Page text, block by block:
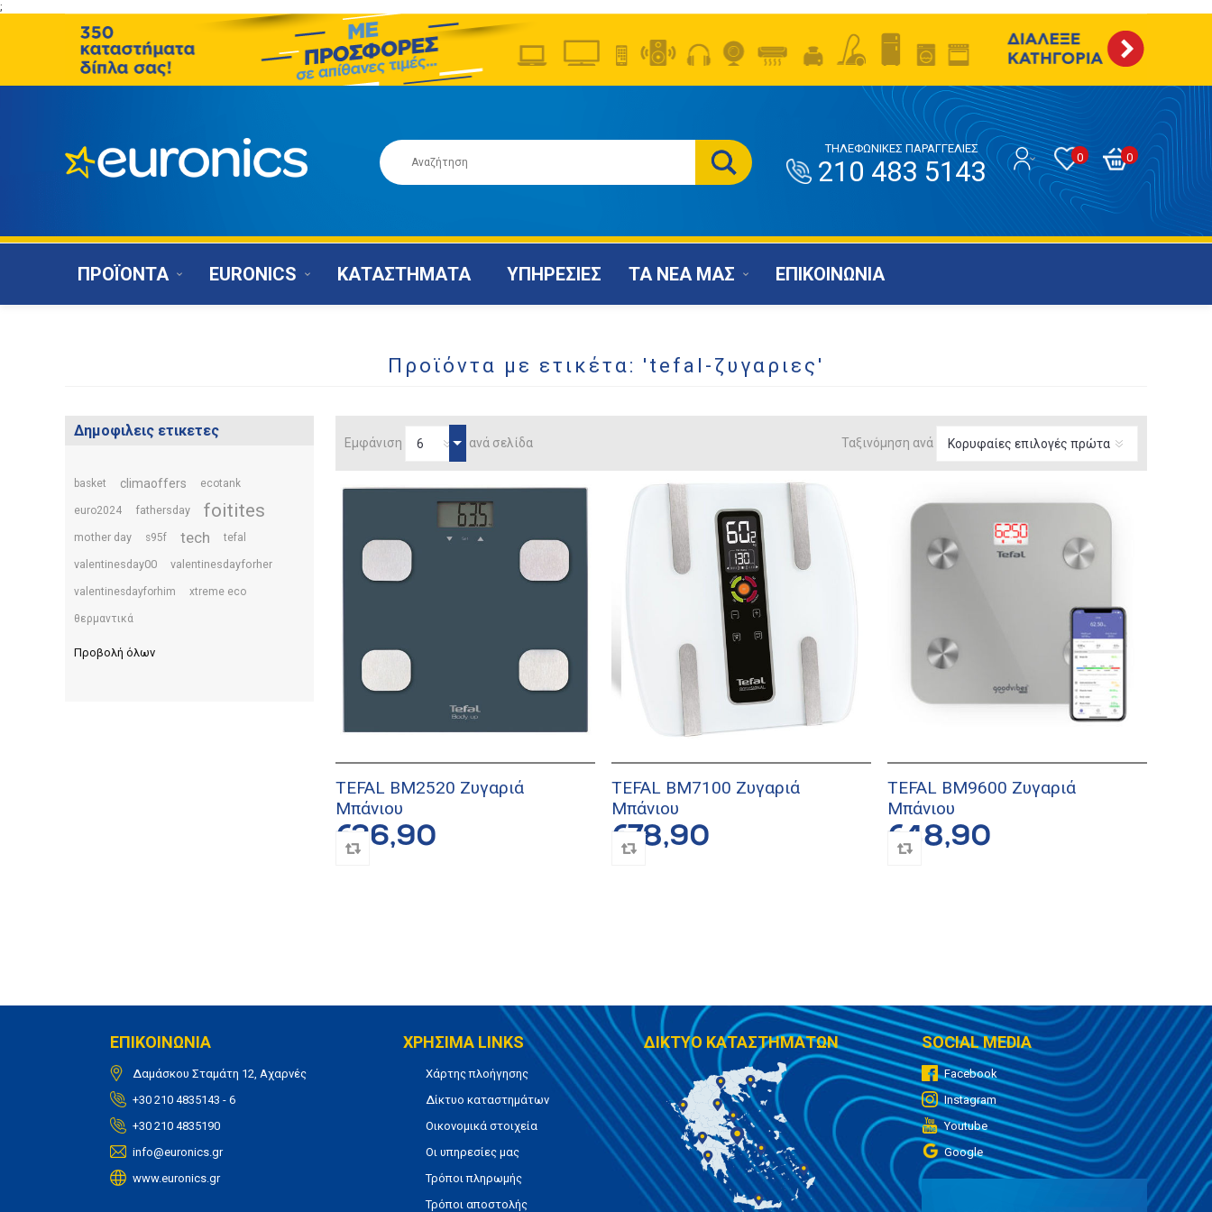
;
0
0
ΤΗΛΕΦΩΝΙΚΕΣ ΠΑΡΑΓΓΕΛΙΕΣ
210 483 5143
ΠΡΟΪΟΝΤΑ EURONICS ΚΑΤΑΣΤΗΜΑΤΑ ΥΠΗΡΕΣΙΕΣ ΤΑ ΝΕΑ ΜΑΣ ΕΠΙΚΟΙΝΩΝΙΑ
Προϊόντα με ετικέτα: 'tefal-ζυγαριες'
Ταξινόμηση ανά
Εμφάνιση ανά σελίδα
TEFAL BM2520 Ζυγαριά
Μπάνιου
€36,90
TEFAL BM7100 Ζυγαριά
Μπάνιου
€78,90
TEFAL BM9600 Ζυγαριά
Μπάνιου
€48,90
Δημοφιλεις ετικετες
basket climaoffers ecotank
euro2024 fathersday foitites
mother day s95f tech tefal
valentinesday00 valentinesdayforher
valentinesdayforhim xtreme eco
θερμαντικά
Προβολή όλων
ΕΠΙΚΟΙΝΩΝΙΑ
Δαμάσκου Σταμάτη 12, Αχαρνές
+30 210 4835143 - 6
+30 210 4835190
info@euronics.gr
www.euronics.gr
ΧΡΗΣΙΜΑ LINKS
Χάρτης πλοήγησης
Δίκτυο καταστημάτων
Οικονομικά στοιχεία
Οι υπηρεσίες μας
Τρόποι πληρωμής
Τρόποι αποστολής
ΔΙΚΤΥΟ ΚΑΤΑΣΤΗΜΑΤΩΝ SOCIAL MEDIA
Facebook
Instagram
Youtube
Google